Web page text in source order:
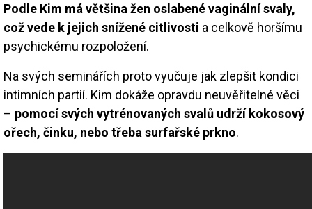
Podle Kim má většina žen oslabené vaginální svaly,
což vede k jejich snížené citlivosti a celkově horšímu
psychickému rozpoložení.
Na svých seminářích proto vyučuje jak zlepšit kondici
intimních partií. Kim dokáže opravdu neuvěřitelné věci
– pomocí svých vytrénovaných svalů udrží kokosový
ořech, činku, nebo třeba surfařské prkno.